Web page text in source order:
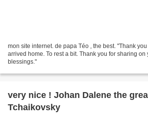
mon site internet. de papa Téo , the best. "Thank
arrived home. To rest a bit. Thank you for sharing
blessings."
very nice ! Johan Dalene the
Tchaikovsky